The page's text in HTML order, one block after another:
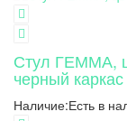
Стул ГЕММА,
черный каркас
Наличие:Есть в